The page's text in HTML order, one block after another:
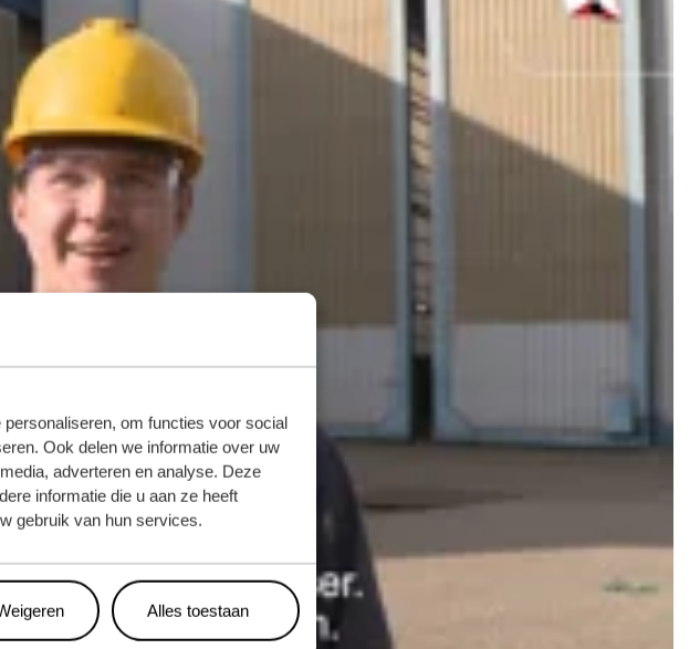
om functies voor social
Ook delen we informatie over uw
adverteren en analyse. Deze
informatie die u aan ze heeft
gebruik van hun services.
Alles toestaan